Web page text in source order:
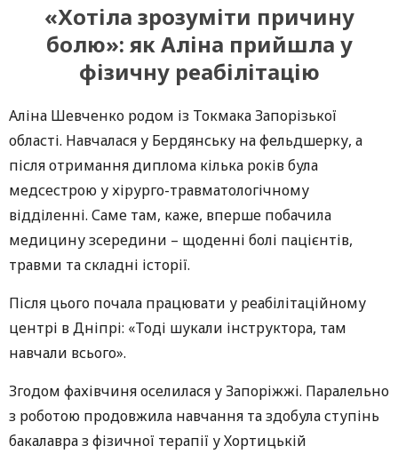
«Хотіла зрозуміти причину
болю»: як Аліна прийшла у
фізичну реабілітацію
Алiна Шевченко родом із Токмака Запорізької
області. Навчалася у Бердянську на фельдшерку, а
після отримання диплома кілька років була
медсестрою у хірурго-травматологічному
відділенні. Саме там, каже, вперше побачила
медицину зсередини – щоденні болі пацієнтів,
травми та складні історії.
Після цього почала працювати у реабілітаційному
центрі в Дніпрі: «Тоді шукали інструктора, там
навчали всього».
Згодом фахівчиня оселилася у Запоріжжі. Паралельно
з роботою продовжила навчання та здобула ступінь
бакалавра з фізичної терапії у Хортицькій